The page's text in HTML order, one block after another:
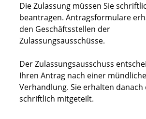
Die Zulassung müssen Sie
beantragen. Antragsformulare
den Geschäftsstellen der
Zulassungsausschüsse.
Der Zulassungsausschuss
Ihren Antrag nach einer
Verhandlung. Sie erhalten danach
schriftlich mitgeteilt.